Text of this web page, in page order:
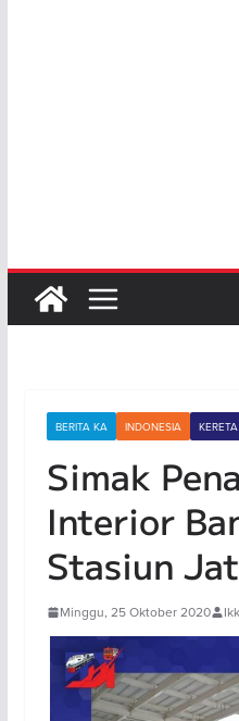
BERITA KA INDONESIA
Simak
Interior
Stasiun
Minggu, 25 Oktober 2020